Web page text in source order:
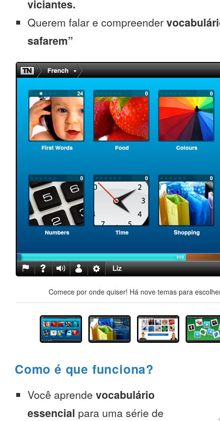
viciantes.
Querem falar e compreender
safarem”
Comece por onde quiser! Há nove temas para
Como é que funciona?
Você aprende vocabulário
essencial para uma série de